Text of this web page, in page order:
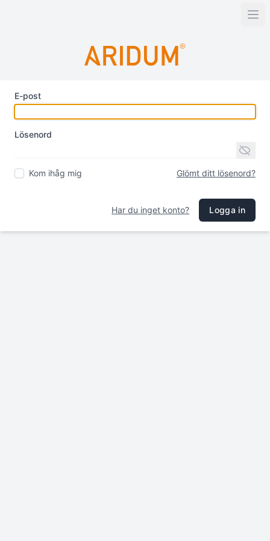
E-post
Lösenord
Kom ihåg mig Glömt ditt lösenord?
Har du inget konto? Logga in